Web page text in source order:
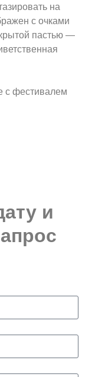
на
с очками
пастью —
с фестивалем
и